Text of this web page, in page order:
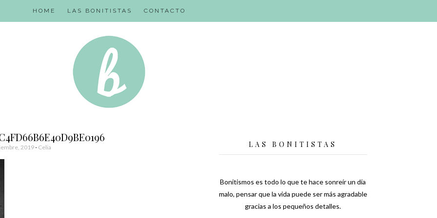
HOME LAS BONITISTAS CONTACTO
2019- Celia LAS BONITISTAS
Bonitismos es todo lo que te hace sonreír un día
malo, pensar que la vida puede ser más agradable
gracias a los pequeños detalles.